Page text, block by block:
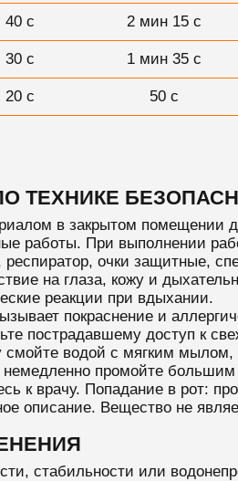
40 с 2 мин 15 с
30 с 1 мин 35 с
20 с 50 с
ТЕХНИКЕ
в закрытом помещении
работы. При выполнении
респиратор, очки защитные,
на глаза, кожу и
реакции при вдыхании.
покраснение и
пострадавшему доступ к
смойте водой с мягким мылом,
немедленно промойте
к врачу. Попадание в рот:
описание. Вещество не
стабильности или